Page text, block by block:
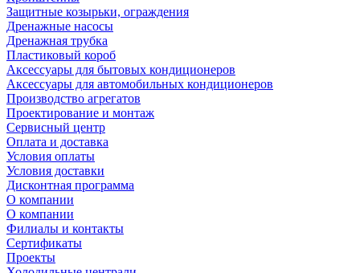
Защитные козырьки, ограждения
Дренажные насосы
Дренажная трубка
Пластиковый короб
Аксессуары для бытовых кондиционеров
Аксессуары для автомобильных кондиционеров
Производство агрегатов
Проектирование и монтаж
Сервисный центр
Оплата и доставка
Условия оплаты
Условия доставки
Дисконтная программа
О компании
О компании
Филиалы и контакты
Сертификаты
Проекты